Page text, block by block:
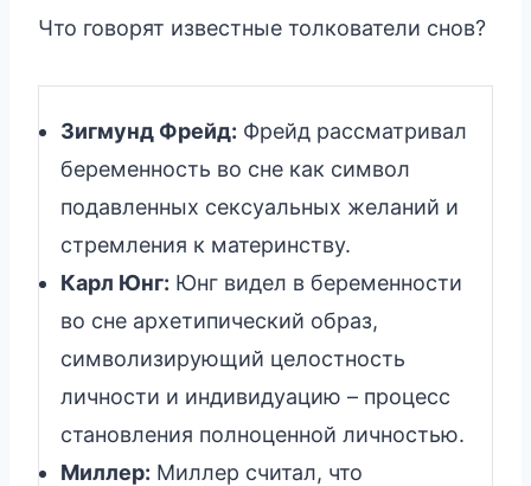
Что говорят известные толкователи снов?
Зигмунд Фрейд: Фрейд рассматривал
беременность во сне как символ
подавленных сексуальных желаний и
стремления к материнству.
Карл Юнг: Юнг видел в беременности
во сне архетипический образ,
символизирующий целостность
личности и индивидуацию – процесс
становления полноценной личностью.
Миллер: Миллер считал, что